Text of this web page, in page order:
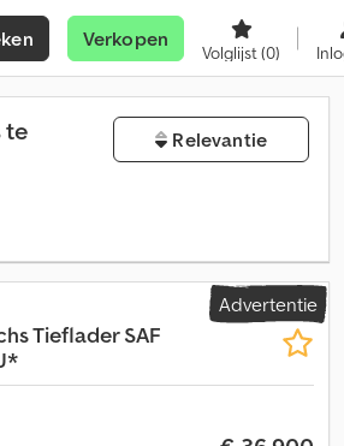
Verkopen
Volglijst(0)
te
Relevantie
Advertentie
Tieflader SAF